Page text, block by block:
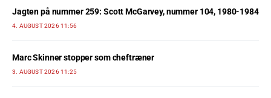
Jagten på nummer 259: Scott McGarvey, nummer 104, 1980-1984
4. AUGUST 2026 11:56
Marc Skinner stopper som cheftræner
3. AUGUST 2026 11:25